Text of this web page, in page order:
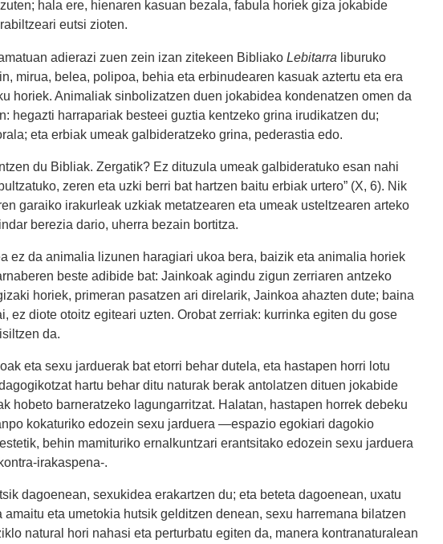
hala ere, hienaren kasuan bezala, fabula horiek giza jokabide
eutsi zioten.
adierazi zuen zein izan zitekeen Bibliako Lebitarra liburuko
mirua, belea, polipoa, behia eta erbinudearen kasuak aztertu eta era
horiek. Animaliak sinbolizatzen duen jokabidea kondenatzen omen da
hegazti harrapariak besteei guztia kentzeko grina irudikatzen du;
eta erbiak umeak galbideratzeko grina, pederastia edo.
du Bibliak. Zergatik? Ez dituzula umeak galbideratuko esan nahi
zeren eta uzki berri bat hartzen baitu erbiak urtero” (X, 6). Nik
garaiko irakurleak uzkiak metatzearen eta umeak usteltzearen arteko
berezia dario, uherra bezain bortitza.
ez da animalia lizunen haragiari ukoa bera, baizik eta animalia horiek
beste adibide bat: Jainkoak agindu zigun zerriaren antzeko
horiek, primeran pasatzen ari direlarik, Jainkoa ahazten dute; baina
ez diote otoitz egiteari uzten. Orobat zerriak: kurrinka egiten du gose
da.
eta sexu jarduerak bat etorri behar dutela, eta hastapen horri lotu
hartu behar ditu naturak berak antolatzen dituen jokabide
hobeto barneratzeko lagungarritzat. Halatan, hastapen horrek debeku
kokaturiko edozein sexu jarduera —espazio egokiari dagokio
behin mamituriko ernalkuntzari erantsitako edozein sexu jarduera
irakaspena-­.
dagoenean, sexukidea erakartzen du; eta beteta dagoenean, uxatu
eta umetokia hutsik gelditzen denean, sexu harremana bilatzen
natural hori nahasi eta perturbatu egiten da, manera kontranaturalean